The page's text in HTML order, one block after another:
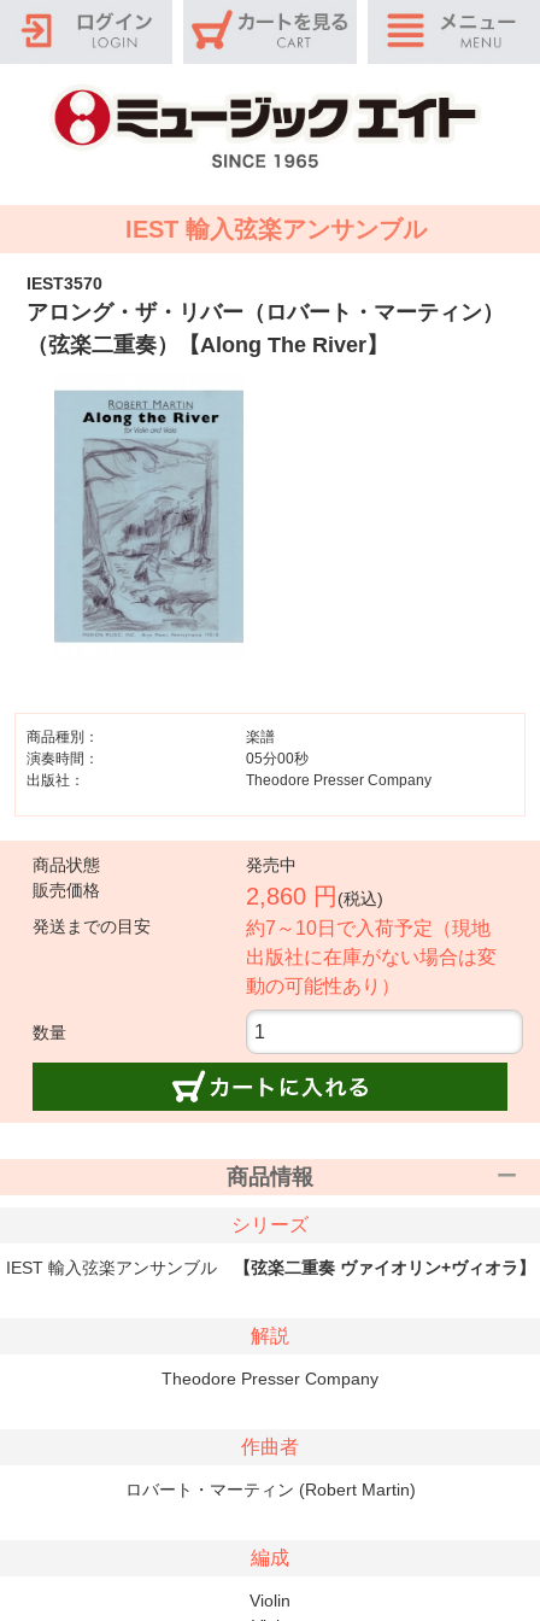
IEST 輸入弦楽アンサンブル
IEST3570
アロング・ザ・リバー（ロバート・マーティン）
（弦楽二重奏）【Along The River】
商品種別：
楽譜
演奏時間：
05分00秒
出版社：
Theodore Presser Company
商品状態
発売中
販売価格
2,860 円 (税込)
発送までの目安
約7～10日で入荷予定（現地
出版社に在庫がない場合は変
動の可能性あり）
数量
商品情報
シリーズ
IEST 輸入弦楽アンサンブル 【弦楽二重奏 ヴァイオリン+ヴィオラ】
解説
Theodore Presser Company
作曲者
ロバート・マーティン (Robert Martin)
編成
Violin